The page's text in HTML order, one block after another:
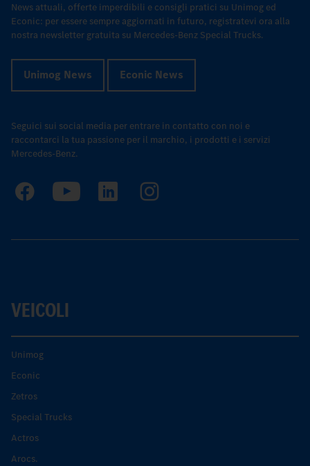
News attuali, offerte imperdibili e consigli pratici su Unimog ed
Econic: per essere sempre aggiornati in futuro, registratevi ora alla
nostra newsletter gratuita su Mercedes-Benz Special Trucks.
Unimog News Econic News
Seguici sui social media per entrare in contatto con noi e
raccontarci la tua passione per il marchio, i prodotti e i servizi
Mercedes-Benz.
VEICOLI
Unimog
Econic
Zetros
Special Trucks
Actros
Arocs.